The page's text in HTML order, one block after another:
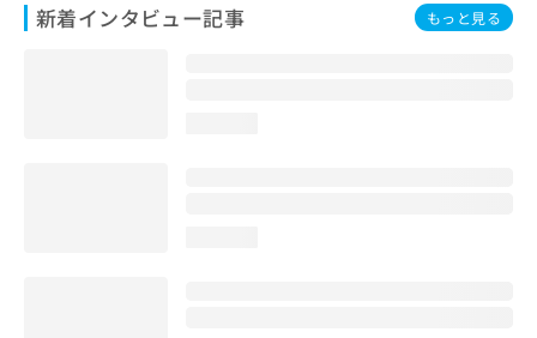
新着インタビュー記事 もっと見る